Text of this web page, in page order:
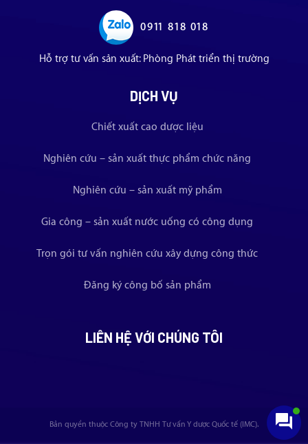
0911 818 018
Hỗ trợ tư vấn sản xuất: Phòng Phát triển thị trường
DỊCH VỤ
Chiết xuất cao dược liệu
Nghiên cứu – sản xuất thực phẩm chức năng
Nghiên cứu – sản xuất mỹ phẩm
Gia công – sản xuất nước uống có công dụng
Trọn gói tư vấn nghiên cứu xây dựng công thức
Đăng ký công bố sản phẩm
LIÊN HỆ VỚI CHÚNG TÔI
Bản quyền thuộc Công ty TNHH Tư vấn Y dược Quốc tế (IMC).